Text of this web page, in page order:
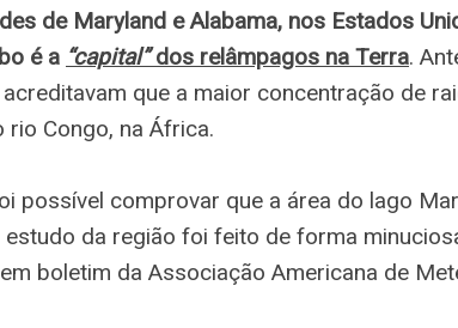
de Maryland e Alabama, nos Estados
é a “capital”dos relâmpagos na Terra.
que a maior concentração de
rio Congo, na África.
possível comprovar que a área do lago
estudo da região foi feito de forma
boletim da Associação Americana de